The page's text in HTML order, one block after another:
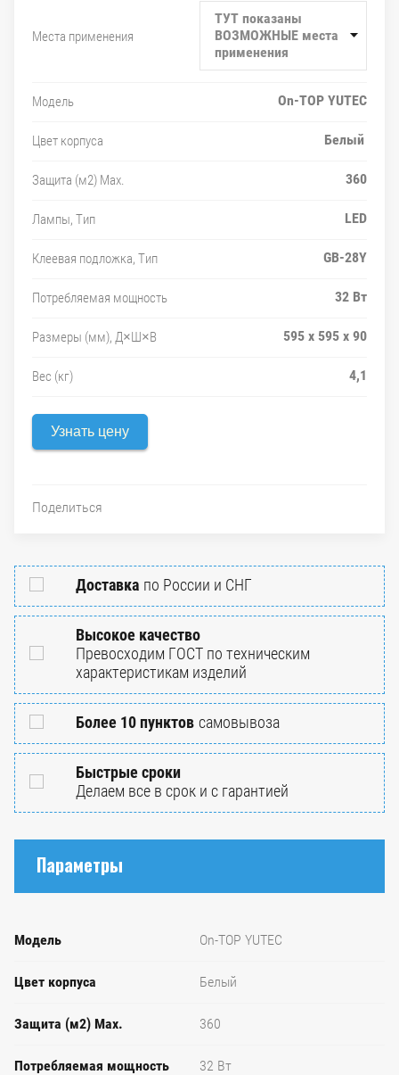
Места применения
ТУТ показаны
ВОЗМОЖНЫЕ места
применения
Модель On-TOP YUTEC
Цвет корпуса Белый
Защита (м2) Max. 360
Лампы, Тип LED
Клеевая подложка, Тип GB-28Y
Потребляемая мощность 32 Вт
Размеры (мм), Д×Ш×В 595 х 595 х 90
Вес (кг) 4,1
Узнать цену
Поделиться
Доставка по России и СНГ
Высокое качество
Превосходим ГОСТ по техническим
характеристикам изделий
Более 10 пунктов самовывоза
Быстрые сроки
Делаем все в срок и с гарантией
Параметры
Модель On-TOP YUTEC
Цвет корпуса Белый
Защита (м2) Max. 360
Потребляемая мощность 32 Вт